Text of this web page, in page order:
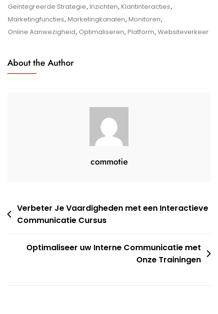
Kracht
Van
Digitale
Geïntegreerde Strategie, Inzichten, Klantinteracties,
Marketingfuncties, Marketingkanalen, Monitoren,
Online Aanwezigheid, Optimaliseren, Platform, Websiteverkeer
About the Author
commotie
Berichtnavigatie
Verbeter Je Vaardigheden met een Interactieve
Communicatie Cursus
Optimaliseer uw Interne Communicatie met
Onze Trainingen